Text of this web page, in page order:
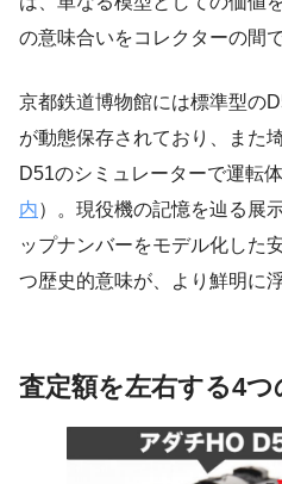
の意味合いをコレクターの間
京都鉄道博物館には標準型の
が動態保存されており、また
D51のシミュレーターで運転
内）。現役機の記憶を辿る展
ップナンバーをモデル化した
つ歴史的意味が、より鮮明に
査定額を左右する4つ